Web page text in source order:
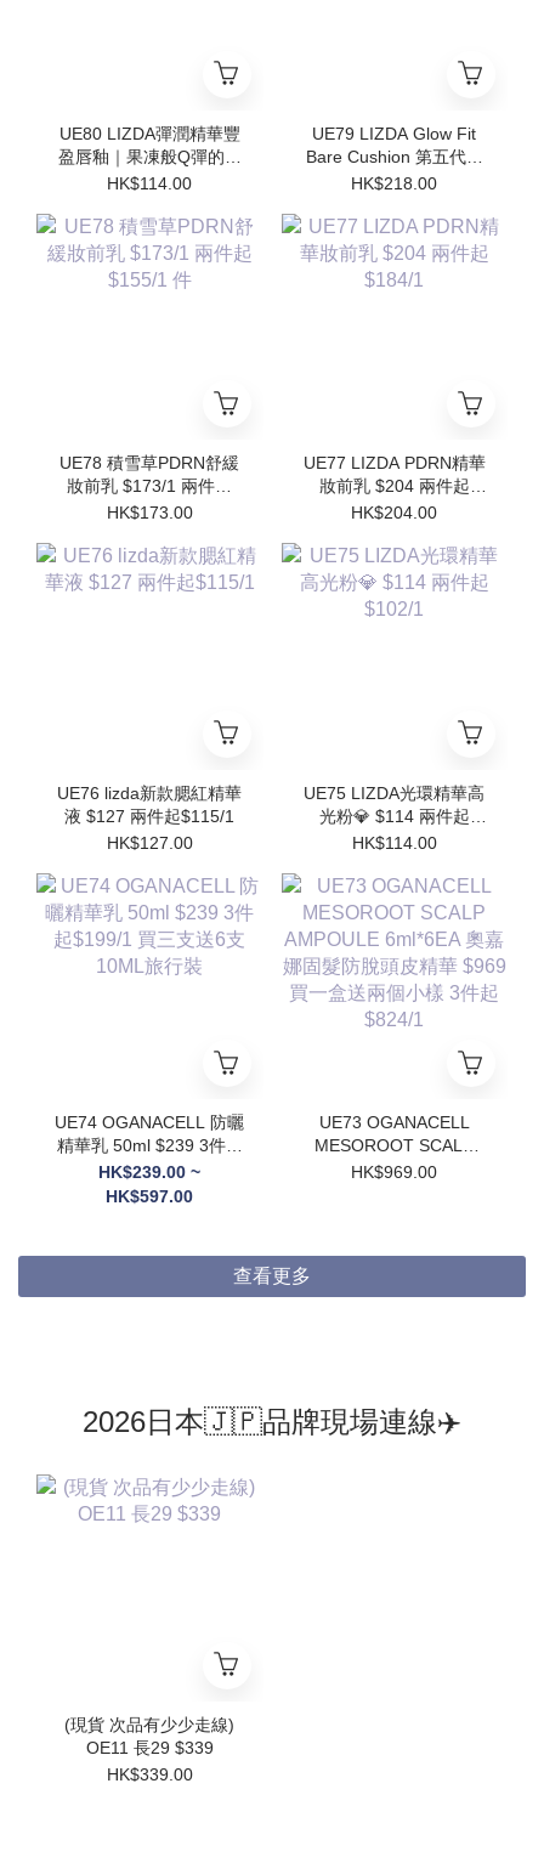
UE80 LIZDA彈潤精華豐
盈唇釉｜果凍般Q彈的護
唇魔法✨$114/1 兩件起
HK$114.00
UE79 LIZDA Glow Fit
Bare Cushion 第五代閃
亮氣墊 $218 兩件起
Refill)
HK$218.00
UE78 積雪草PDRN舒緩
妝前乳 $173/1 兩件起
$155/1 件
HK$173.00
UE77 LIZDA PDRN精華
妝前乳 $204 兩件起
$184/1
HK$204.00
UE76 lizda新款腮紅精華
液 $127 兩件起$115/1
HK$127.00
UE75 LIZDA光環精華高
光粉💎 $114 兩件起
$102/1
HK$114.00
UE74 OGANACELL 防曬
精華乳 50ml $239 3件起
$199/1 買三支送6支
10ML旅行裝
HK$239.00 ~
HK$597.00
UE73 OGANACELL
MESOROOT SCALP
AMPOULE 6ml*6EA 奧
HK$969.00
查看更多
2026日本🇯🇵品牌現場連線✈️
(現貨 次品有少少走線)
OE11 長29 $339
HK$339.00